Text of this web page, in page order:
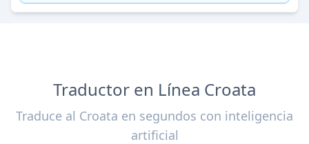
Traductor en Línea Croata
Traduce al Croata en segundos con inteligencia
artificial